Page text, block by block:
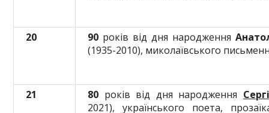
20 90 років від дня народження
(1935-2010), миколаївського
21 80 років від дня народження
2021), українського поета,